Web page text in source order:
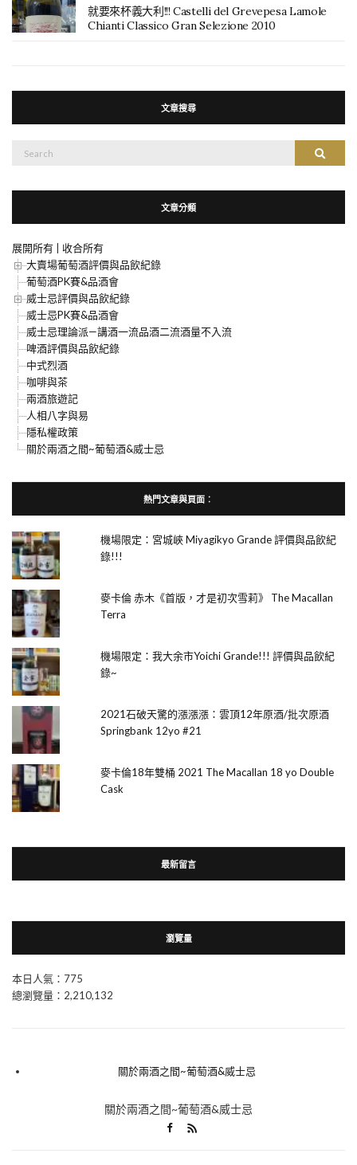
就要來杯義大利!!! Castelli del Grevepesa Lamole
Chianti Classico Gran Selezione 2010
文章搜尋
搜尋
文章分類
展開所有
收合所有
大賣場葡萄酒評價與品飲紀錄
葡萄酒PK賽&品酒會
威士忌評價與品飲紀錄
威士忌PK賽&品酒會
威士忌理論派—講酒一流品酒二流酒量不入流
啤酒評價與品飲紀錄
中式烈酒
咖啡與茶
兩酒旅遊記
人相八字與易
隱私權政策
關於兩酒之間~葡萄酒&威士忌
熱門文章與頁面︰
機場限定：宮城峽 Miyagikyo Grande 評價與品飲紀
錄!!!
麥卡倫 赤木《首版，才是初次雪莉》 The Macallan
Terra
機場限定：我大余市Yoichi Grande!!! 評價與品飲紀
錄~
2021石破天驚的漲漲漲：雲頂12年原酒/批次原酒
Springbank 12yo #21
麥卡倫18年雙桶 2021 The Macallan 18 yo Double
Cask
最新留言
瀏覽量
本日人氣：775
總瀏覽量：2,210,132
關於兩酒之間~葡萄酒&威士忌
關於兩酒之間~葡萄酒&威士忌